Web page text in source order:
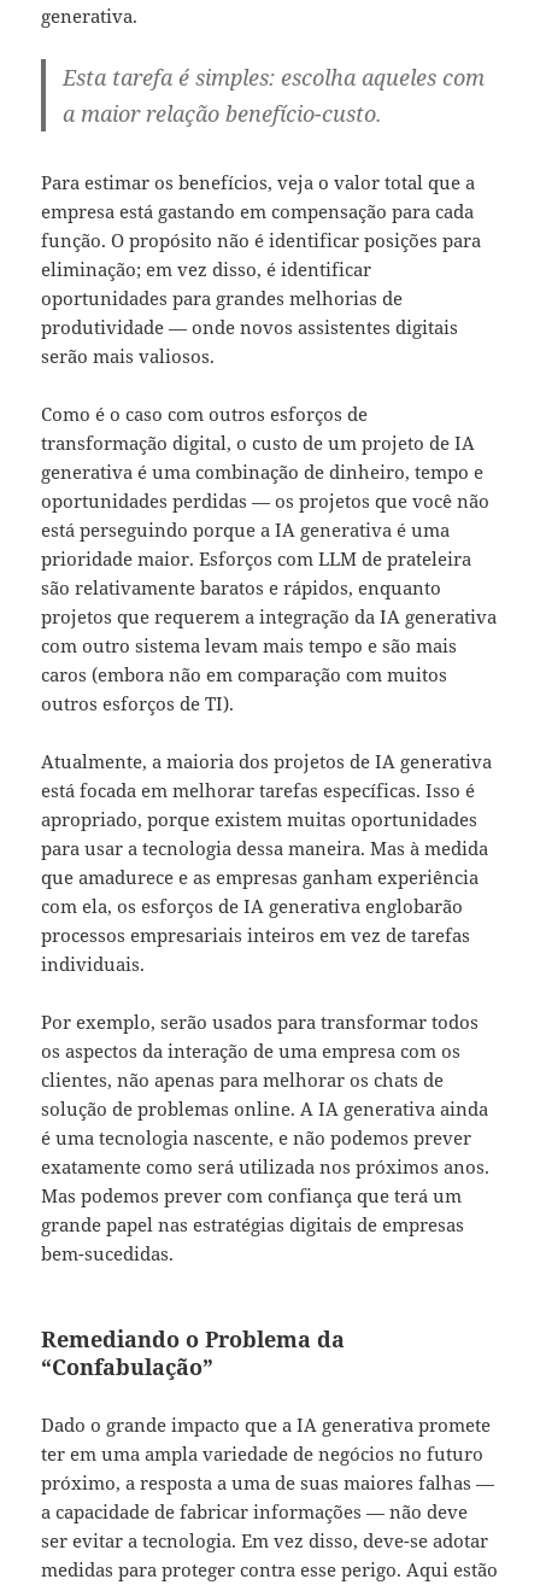
generativa.
Esta tarefa é simples: escolha aqueles com
a maior relação benefício-custo.
Para estimar os benefícios, veja o valor total que a
empresa está gastando em compensação para cada
função. O propósito não é identificar posições para
eliminação; em vez disso, é identificar
oportunidades para grandes melhorias de
produtividade — onde novos assistentes digitais
serão mais valiosos.
Como é o caso com outros esforços de
transformação digital, o custo de um projeto de IA
generativa é uma combinação de dinheiro, tempo e
oportunidades perdidas — os projetos que você não
está perseguindo porque a IA generativa é uma
prioridade maior. Esforços com LLM de prateleira
são relativamente baratos e rápidos, enquanto
projetos que requerem a integração da IA generativa
com outro sistema levam mais tempo e são mais
caros (embora não em comparação com muitos
outros esforços de TI).
Atualmente, a maioria dos projetos de IA generativa
está focada em melhorar tarefas específicas. Isso é
apropriado, porque existem muitas oportunidades
para usar a tecnologia dessa maneira. Mas à medida
que amadurece e as empresas ganham experiência
com ela, os esforços de IA generativa englobarão
processos empresariais inteiros em vez de tarefas
individuais.
Por exemplo, serão usados para transformar todos
os aspectos da interação de uma empresa com os
clientes, não apenas para melhorar os chats de
solução de problemas online. A IA generativa ainda
é uma tecnologia nascente, e não podemos prever
exatamente como será utilizada nos próximos anos.
Mas podemos prever com confiança que terá um
grande papel nas estratégias digitais de empresas
bem-sucedidas.
Remediando o Problema da
“Confabulação”
Dado o grande impacto que a IA generativa promete
ter em uma ampla variedade de negócios no futuro
próximo, a resposta a uma de suas maiores falhas —
a capacidade de fabricar informações — não deve
ser evitar a tecnologia. Em vez disso, deve-se adotar
medidas para proteger contra esse perigo. Aqui estão